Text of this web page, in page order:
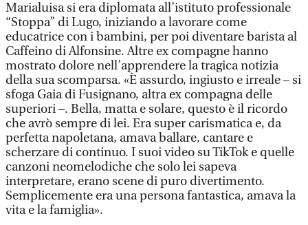
Marialuisa si era diplomata all’istituto professionale
“Stoppa” di Lugo, iniziando a lavorare come
educatrice con i bambini, per poi diventare barista al
Caffeino di Alfonsine. Altre ex compagne hanno
mostrato dolore nell’apprendere la tragica notizia
della sua scomparsa. «È assurdo, ingiusto e irreale – si
sfoga Gaia di Fusignano, altra ex compagna delle
superiori –. Bella, matta e solare, questo è il ricordo
che avrò sempre di lei. Era super carismatica e, da
perfetta napoletana, amava ballare, cantare e
scherzare di continuo. I suoi video su TikTok e quelle
canzoni neomelodiche che solo lei sapeva
interpretare, erano scene di puro divertimento.
Semplicemente era una persona fantastica, amava la
vita e la famiglia».